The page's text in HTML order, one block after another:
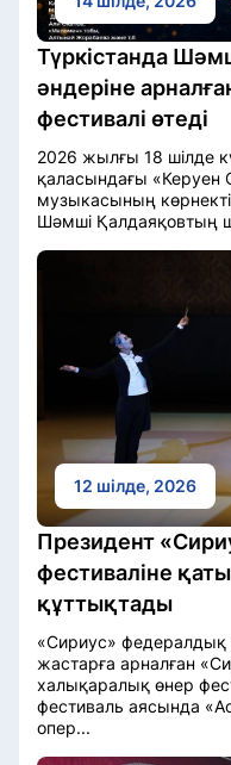
Түркістанда
әндеріне
фестивалі өтеді
2026 жылғы 18 шілде
қаласындағы «Керуен
музыкасының көрнекті
Шәмші Қалдаяқовтың
12 шілде, 2026
Президент
фестиваліне
құттықтады
«Сириус»
жастарға арналған
халықаралық өнер
фестиваль аясында
опер...